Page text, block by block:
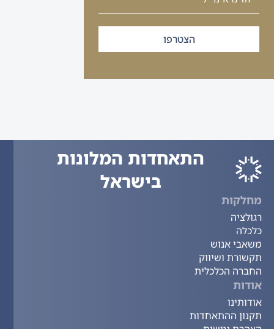
הצטרפו
התאחדות המלונות
בישראל
מחלקות
רגולציה
כלכלה
משאבי אנוש
תקשורת ושיווק
החברה הכלכלית
אודות
אודותינו
תקנון ההתאחדות